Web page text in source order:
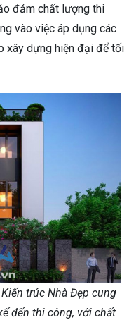
đảm chất lượng thi
vào việc áp dụng các
xây dựng hiện đại để tối
trúc Nhà Đẹp cung
đến thi công, với chất